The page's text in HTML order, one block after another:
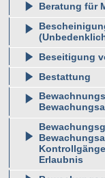
Beratung für
Beseitigung
Bestattung
Erlaubnis